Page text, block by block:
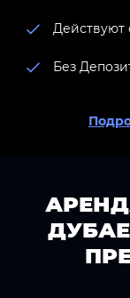
Действуют
Без